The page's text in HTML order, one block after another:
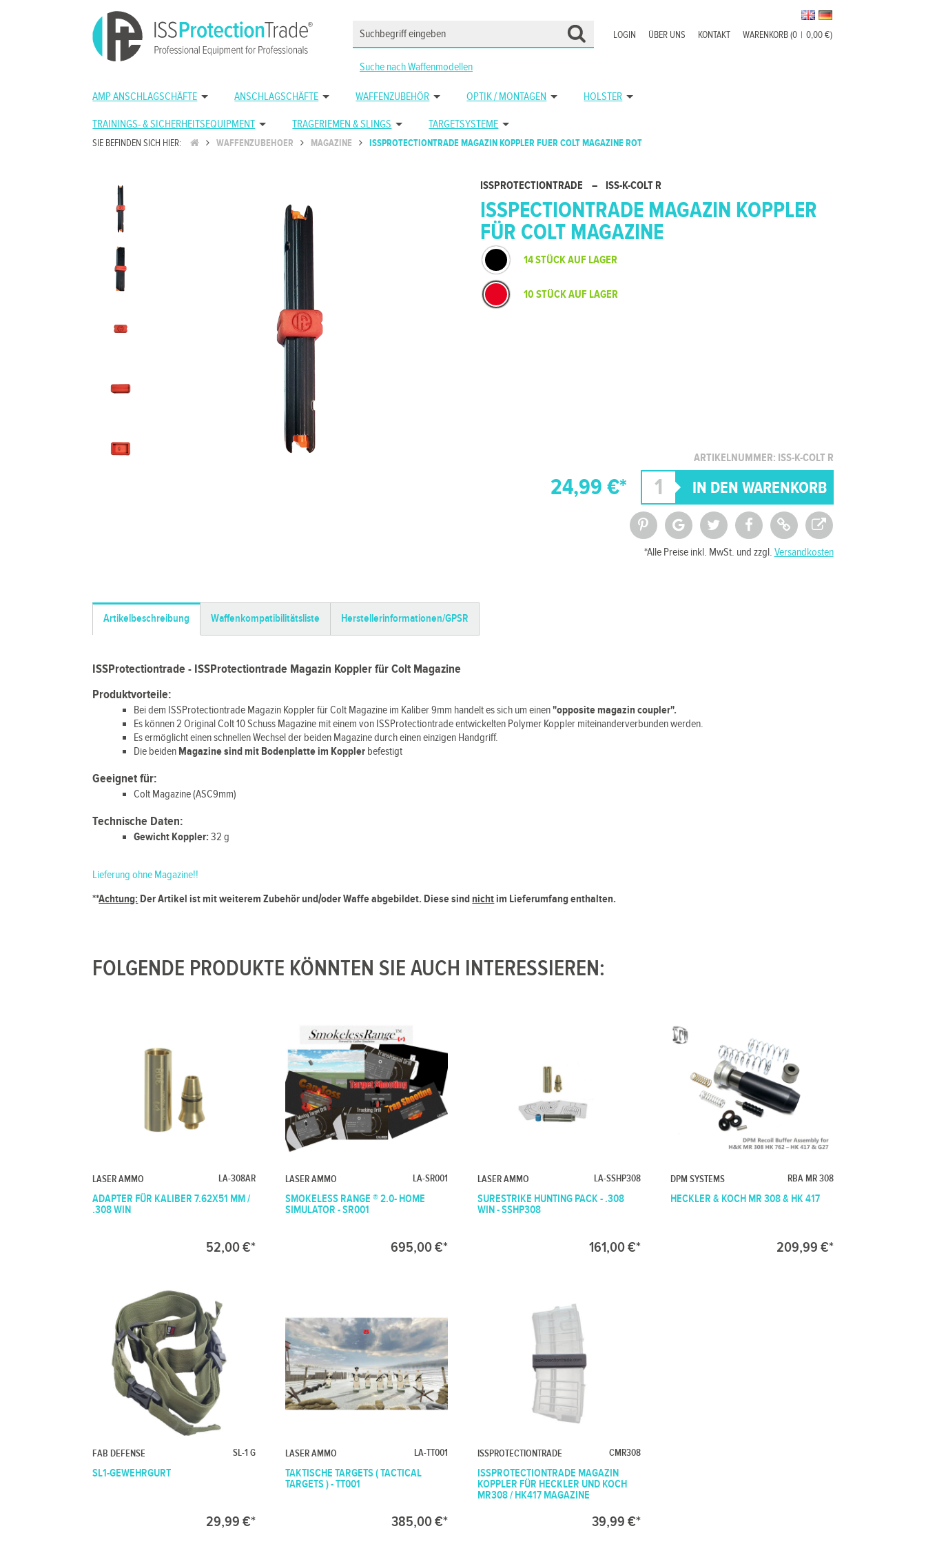
WARENKORB (0 | 0,00 €)
KONTAKT
ÜBER UNS
LOGIN
Suche nach Waffenmodellen
AMP ANSCHLAGSCHÄFTE ANSCHLAGSCHÄFTE WAFFENZUBEHÖR OPTIK / MONTAGEN HOLSTER
TRAININGS- & SICHERHEITSEQUIPMENT TRAGERIEMEN & SLINGS TARGETSYSTEME
SIE BEFINDEN SICH HIER: WAFFENZUBEHOER MAGAZINE ISSPROTECTIONTRADE MAGAZIN KOPPLER FUER COLT MAGAZINE ROT
ISSPROTECTIONTRADE – ISS-K-COLT R
ISSPECTIONTRADE MAGAZIN KOPPLER
FÜR COLT MAGAZINE
ARTIKELNUMMER: ISS-K-COLT R
14 STÜCK AUF LAGER
10 STÜCK AUF LAGER
24,99 €*
*Alle Preise inkl. MwSt. und zzgl. Versandkosten
Artikelbeschreibung Waffenkompatibilitätsliste Herstellerinformationen/GPSR
ISSProtectiontrade - ISSProtectiontrade Magazin Koppler für Colt Magazine
Produktvorteile:
Bei dem ISSProtectiontrade Magazin Koppler für Colt Magazine im Kaliber 9mm handelt es sich um einen"opposite magazin coupler".
Es können 2 Original Colt 10 Schuss Magazine mit einem von ISSProtectiontrade entwickelten Polymer Koppler miteinanderverbunden werden.
Es ermöglicht einen schnellen Wechsel der beiden Magazine durch einen einzigen Handgriff.
Die beiden Magazine sind mit Bodenplatte im Koppler befestigt
Geeignet für:
Colt Magazine (ASC9mm)
Technische Daten:
Gewicht Koppler: 32 g
Lieferung ohne Magazine!!
**Achtung: Der Artikel ist mit weiterem Zubehör und/oder Waffe abgebildet. Diese sind nichtim Lieferumfang enthalten.
FOLGENDE PRODUKTE KÖNNTEN SIE AUCH INTERESSIEREN:
LASER AMMO LA-308AR
ADAPTER FÜR KALIBER 7.62X51 MM /
.308 WIN
52,00 €*
LASER AMMO LA-SR001
SMOKELESS RANGE ® 2.0- HOME
SIMULATOR - SR001
695,00 €*
LASER AMMO LA-SSHP308
SURESTRIKE HUNTING PACK - .308
WIN - SSHP308
161,00 €*
DPM SYSTEMS RBA MR 308
HECKLER & KOCH MR 308 & HK 417
209,99 €*
FAB DEFENSE SL-1 G
SL1-GEWEHRGURT
29,99 €*
LASER AMMO LA-TT001
TAKTISCHE TARGETS ( TACTICAL
TARGETS ) - TT001
385,00 €*
ISSPROTECTIONTRADE CMR308
ISSPROTECTIONTRADE MAGAZIN
KOPPLER FÜR HECKLER UND KOCH
MR308 / HK417 MAGAZINE
39,99 €*